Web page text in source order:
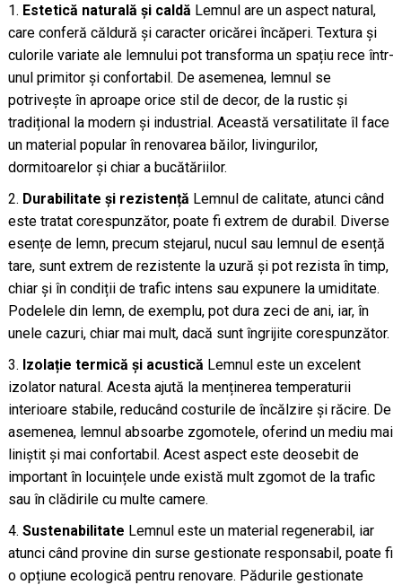
Estetică naturală și caldă Lemnul are un aspect natural,
care conferă căldură și caracter oricărei încăperi. Textura și
culorile variate ale lemnului pot transforma un spațiu rece într-
unul primitor și confortabil. De asemenea, lemnul se
potrivește în aproape orice stil de decor, de la rustic și
tradițional la modern și industrial. Această versatilitate îl face
un material popular în renovarea băilor, livingurilor,
dormitoarelor și chiar a bucătăriilor.
Durabilitate și rezistență Lemnul de calitate, atunci când
este tratat corespunzător, poate fi extrem de durabil. Diverse
esențe de lemn, precum stejarul, nucul sau lemnul de esență
tare, sunt extrem de rezistente la uzură și pot rezista în timp,
chiar și în condiții de trafic intens sau expunere la umiditate.
Podelele din lemn, de exemplu, pot dura zeci de ani, iar, în
unele cazuri, chiar mai mult, dacă sunt îngrijite corespunzător.
Izolație termică și acustică Lemnul este un excelent
izolator natural. Acesta ajută la menținerea temperaturii
interioare stabile, reducând costurile de încălzire și răcire. De
asemenea, lemnul absoarbe zgomotele, oferind un mediu mai
liniștit și mai confortabil. Acest aspect este deosebit de
important în locuințele unde există mult zgomot de la trafic
sau în clădirile cu multe camere.
Sustenabilitate Lemnul este un material regenerabil, iar
atunci când provine din surse gestionate responsabil, poate fi
o opțiune ecologică pentru renovare. Pădurile gestionate